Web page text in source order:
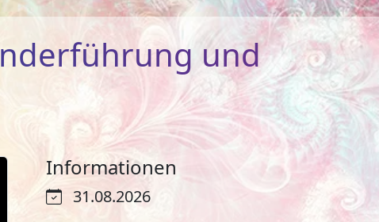
und
Informationen
31.08.2026